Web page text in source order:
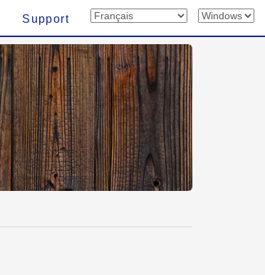
Support